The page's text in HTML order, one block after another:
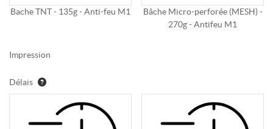
Bache TNT - 135g - Anti-feu M1
Bâche Micro-perforée (MESH) -
270g - Antifeu M1
Impression
Délais